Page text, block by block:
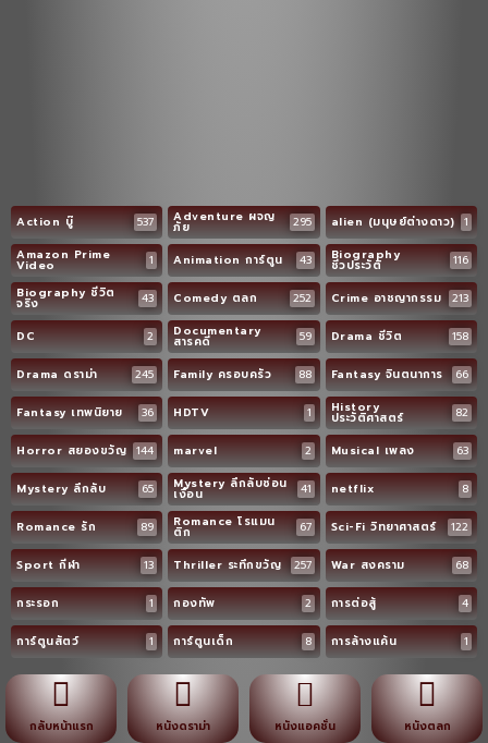
Action บู๊ 537 Adventure ผจญ
ภัย 295 alien (มนุษย์ต่างดาว) 1
Amazon Prime
Video 1 Animation การ์ตูน 43 Biography
ชีวประวัติ
116
Biography ชีวิต
จริง 43 Comedy ตลก 252 Crime อาชญากรรม 213
DC 2 Documentary
สารคดี 59 Drama ชีวิต 158
Drama ดราม่า 245 Family ครอบครัว 88 Fantasy จินตนาการ 66
Fantasy เทพนิยาย 36 HDTV 1 History
ประวัติศาสตร์ 82
Horror สยองขวัญ 144 marvel 2 Musical เพลง 63
Mystery ลึกลับ 65 Mystery ลึกลับซ่อน
เงื่อน 41 netflix 8
Romance รัก 89 Romance โรแมน
ติก 67 Sci-Fi วิทยาศาสตร์ 122
Sport กีฬา 13 Thriller ระทึกขวัญ 257 War สงคราม 68
กระรอก 1 กองทัพ 2 การต่อสู้ 4
การ์ตูนสัตว์ 1 การ์ตูนเด็ก 8 การล้างแค้น 1
กลับหน้าแรก หนังดราม่า หนังแอคชั่น หนังตลก